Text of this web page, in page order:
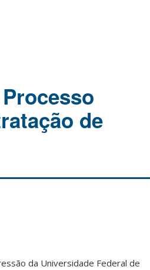
de
da Universidade Federal de